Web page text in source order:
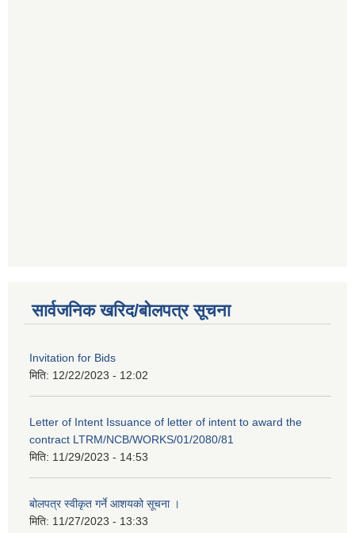
सार्वजनिक खरिद/बोलपत्र सूचना
Invitation for Bids
मिति: 12/22/2023 - 12:02
Letter of Intent Issuance of letter of intent to award the
contract LTRM/NCB/WORKS/01/2080/81
मिति: 11/29/2023 - 14:53
बोलपत्र स्वीकृत गर्ने आशयको सूचना ।
मिति: 11/27/2023 - 13:33